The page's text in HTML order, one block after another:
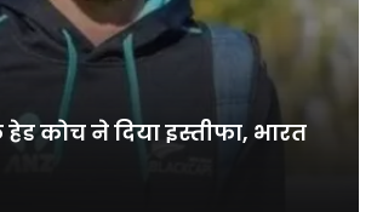
कोच ने दिया इस्तीफा, भारत